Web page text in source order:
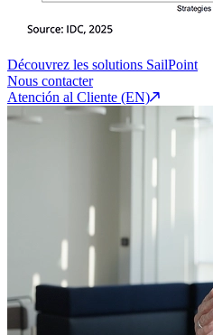
Découvrez les solutions SailPoint
Nous contacter
Atención al Cliente (EN)